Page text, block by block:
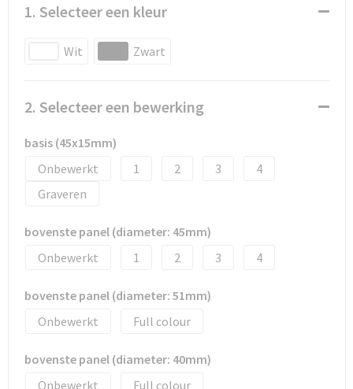
Spellen voor binnen en buiten
Tassen
Textiel
Veiligheid, Auto en Fiets
Virtueel uitje met borrelbox
Vrije tijd en strand
Wellness
1. Selecteer een kleur
Wit Zwart
2. Selecteer een bewerking
basis (45x15mm)
Onbewerkt
1 2 3
4
Graveren
bovenste panel (diameter: 45mm)
Onbewerkt
1 2 3 4
bovenste panel (diameter: 51mm)
Onbewerkt
Full colour
bovenste panel (diameter: 40mm)
Onbewerkt
Full colour